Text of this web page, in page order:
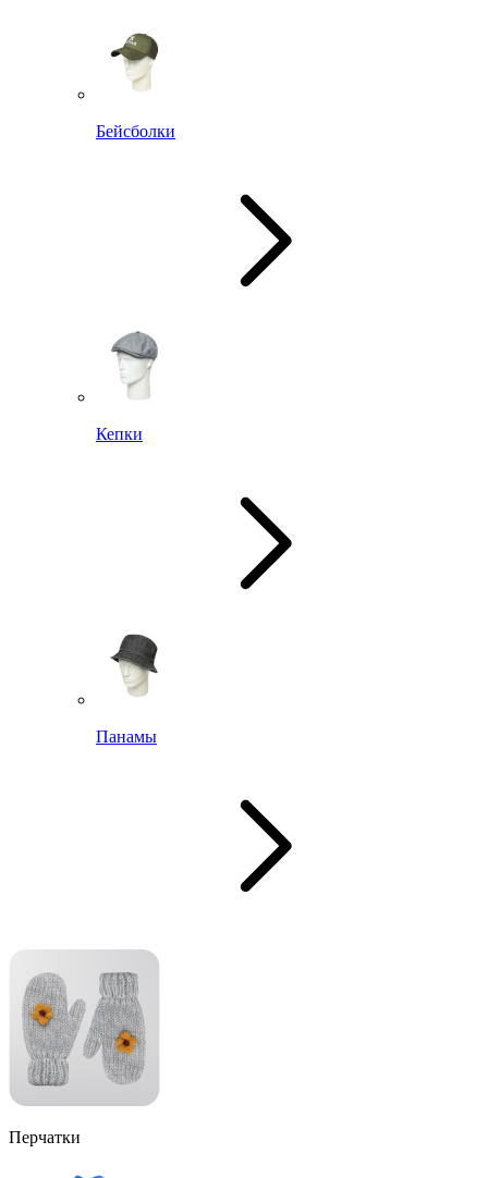
Бейсболки
Кепки
Панамы
Перчатки